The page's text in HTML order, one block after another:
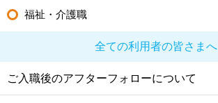
福祉・介護職
全ての利用者の皆さまへ
ご入職後のアフターフォローについて